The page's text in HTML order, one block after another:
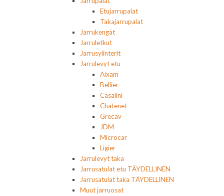
Etujarrupalat
Takajarrupalat
Jarrukengät
Jarruletkut
Jarrusylinterit
Jarrulevyt etu
Aixam
Bellier
Casalini
Chatenet
Grecav
JDM
Microcar
Ligier
Jarrulevyt taka
Jarrusatulat etu TÄYDELLINEN
Jarrusatulat taka TÄYDELLINEN
Muut jarruosat